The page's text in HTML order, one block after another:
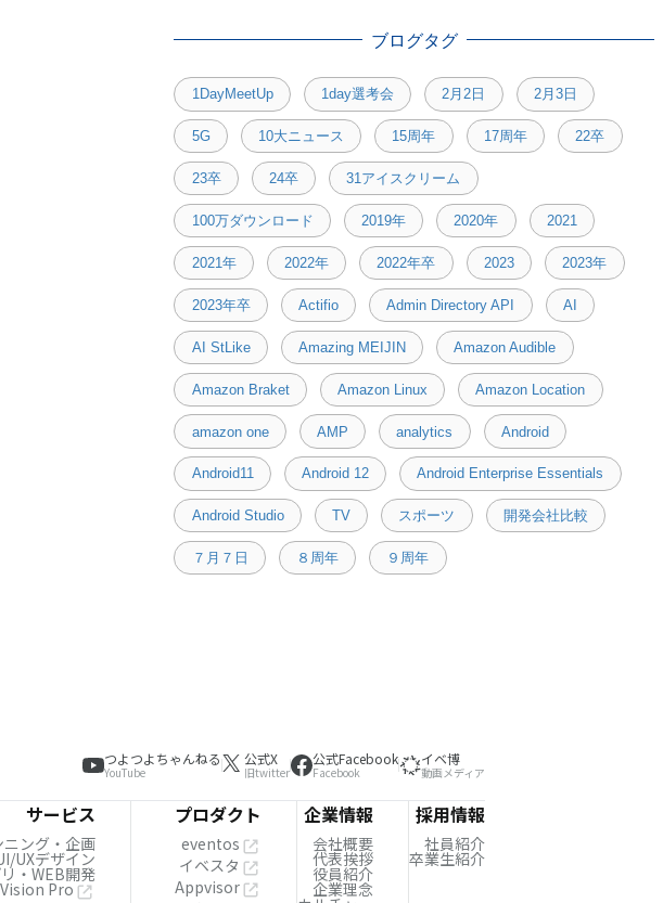
ブログタグ
1DayMeetUp 1day選考会 2月2日 2月3日
5G 10大ニュース 15周年 17周年 22卒
23卒 24卒 31アイスクリーム
100万ダウンロード 2019年 2020年 2021
2021年 2022年 2022年卒 2023 2023年
2023年卒 Actifio Admin Directory API AI
AI StLike Amazing MEIJIN Amazon Audible
Amazon Braket Amazon Linux Amazon Location
amazon one AMP analytics Android
Android11 Android 12 Android Enterprise Essentials
Android Studio TV スポーツ 開発会社比較
７月７日 ８周年 ９周年
つよつよちゃんねる
YouTube
公式X
旧twitter
公式Facebook
Facebook
イベ博
動画メディア
サービス
ニング・企画
UXデザイン
・WEB開発
Vision Pro
プロダクト
eventos
イベスタ
Appvisor
企業情報
会社概要
代表挨拶
役員紹介
企業理念
採用情報
社員紹介
卒業生紹介